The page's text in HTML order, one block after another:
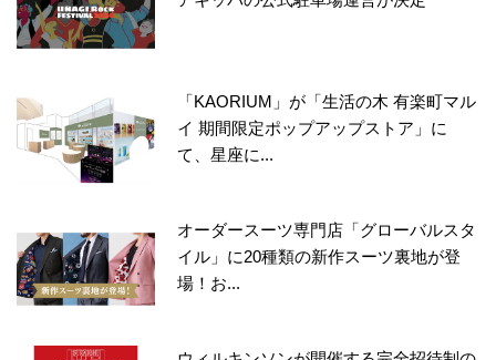
「KAORIUM」が「生活の木 有楽町マル
イ 期間限定ポップアップストア」に
て、星座に...
オーダースーツ専門店「グローバルスタ
イル」に20種類の新作スーツ裏地が登
場！お...